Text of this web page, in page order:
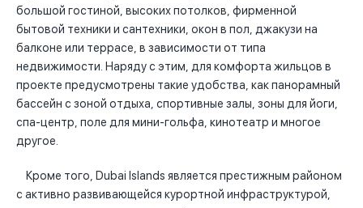
большой гостиной, высоких потолков, фирменной
бытовой техники и сантехники, окон в пол, джакузи на
балконе или террасе, в зависимости от типа
недвижимости. Наряду с этим, для комфорта жильцов в
проекте предусмотрены такие удобства, как панорамный
бассейн с зоной отдыха, спортивные залы, зоны для йоги,
спа-центр, поле для мини-гольфа, кинотеатр и многое
другое.
Кроме того, Dubai Islands является престижным районом
с активно развивающейся курортной инфраструктурой,